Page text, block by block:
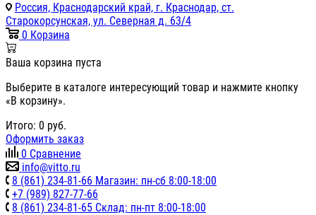
Россия, Краснодарский край, г. Краснодар, ст.
Старокорсунская, ул. Северная д. 63/4
0 Корзина
Ваша корзина пуста
Выберите в каталоге интересующий товар и нажмите кнопку
«В корзину».
Итого: 0 руб.
Оформить заказ
0 Сравнение
info@vitto.ru
8 (861) 234-81-66 Магазин: пн-сб 8:00-18:00
+7 (989) 827-77-66
8 (861) 234-81-65 Склад: пн-пт 8:00-18:00